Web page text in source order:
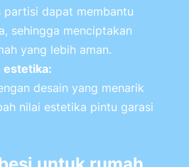
partisi dapat membantu
sehingga menciptakan
yang lebih aman.
estetika:
desain yang menarik
nilai estetika pintu garasi